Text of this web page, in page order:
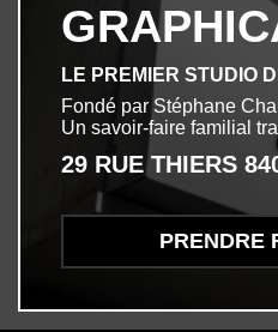
LE PREMIER STUDIO
Fondé par Stéphane
Un savoir-faire familial
29 RUE THIERS
PRENDRE